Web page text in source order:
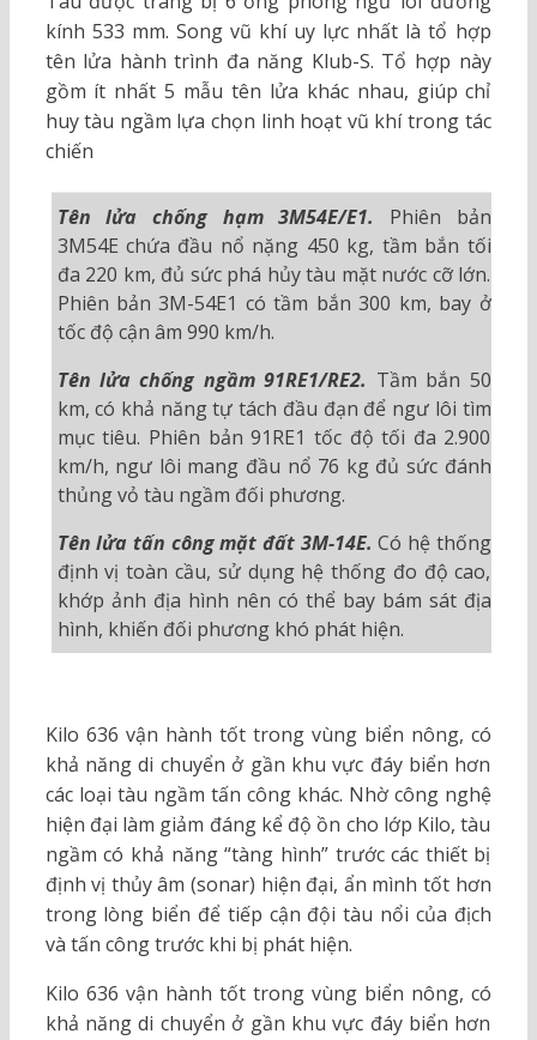
kính 533 mm. Song vũ khí uy lực nhất là tổ hợp
tên lửa hành trình đa năng Klub-S. Tổ hợp này
gồm ít nhất 5 mẫu tên lửa khác nhau, giúp chỉ
huy tàu ngầm lựa chọn linh hoạt vũ khí trong tác
chiến
Tên lửa chống hạm 3M54E/E1. Phiên bản
3M54E chứa đầu nổ nặng 450 kg, tầm bắn tối
đa 220 km, đủ sức phá hủy tàu mặt nước cỡ lớn.
Phiên bản 3M-54E1 có tầm bắn 300 km, bay ở
tốc độ cận âm 990 km/h.
Tên lửa chống ngầm 91RE1/RE2. Tầm bắn 50
km, có khả năng tự tách đầu đạn để ngư lôi tìm
mục tiêu. Phiên bản 91RE1 tốc độ tối đa 2.900
km/h, ngư lôi mang đầu nổ 76 kg đủ sức đánh
thủng vỏ tàu ngầm đối phương.
Tên lửa tấn công mặt đất 3M-14E. Có hệ thống
định vị toàn cầu, sử dụng hệ thống đo độ cao,
khớp ảnh địa hình nên có thể bay bám sát địa
hình, khiến đối phương khó phát hiện.
Kilo 636 vận hành tốt trong vùng biển nông, có
khả năng di chuyển ở gần khu vực đáy biển hơn
các loại tàu ngầm tấn công khác. Nhờ công nghệ
hiện đại làm giảm đáng kể độ ồn cho lớp Kilo, tàu
ngầm có khả năng “tàng hình” trước các thiết bị
định vị thủy âm (sonar) hiện đại, ẩn mình tốt hơn
trong lòng biển để tiếp cận đội tàu nổi của địch
và tấn công trước khi bị phát hiện.
Kilo 636 vận hành tốt trong vùng biển nông, có
khả năng di chuyển ở gần khu vực đáy biển hơn